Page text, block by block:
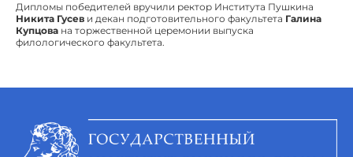
Дипломы победителей вручили ректор Института Пушкина
Никита Гусев и декан подготовительного факультета Галина
Купцова на торжественной церемонии выпуска
филологического факультета.